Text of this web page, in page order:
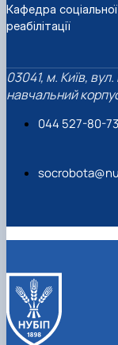
Кафедра
реабілітації
03041, м. Київ,
навчальний
044 527-80-73